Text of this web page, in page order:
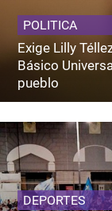
POLITICA
Exige Lilly
Básico
pueblo
DEPORTES